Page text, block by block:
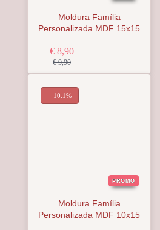
Moldura Família
Personalizada MDF 15x15
€ 8,90
€ 9,90
PROMO
Moldura Família
Personalizada MDF 10x15
− 10.1%